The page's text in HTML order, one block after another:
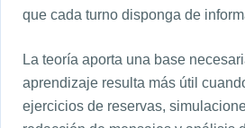
que cada turno disponga de
La teoría aporta una base
aprendizaje resulta más útil
ejercicios de reservas,